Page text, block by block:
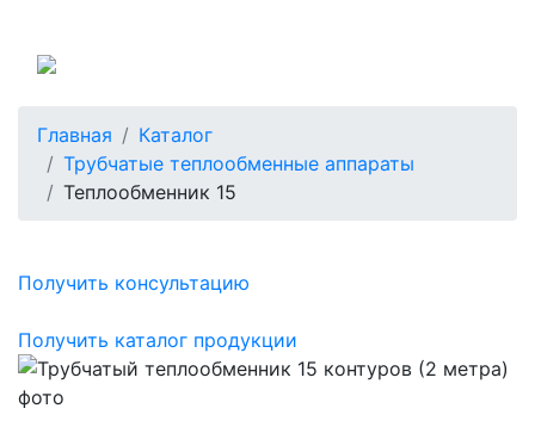
Главная
Каталог
Трубчатые теплообменные аппараты
Теплообменник 15
Получить консультацию
Получить каталог продукции